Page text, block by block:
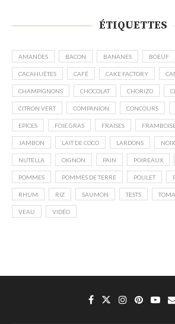
BANANES BOEUF
CHAMPIGNONS CHOCOLAT CHORIZO
CITRON VERT COMPANION CONCOURS
EPICES FOIE GRAS FRAISES
JAMBON LAIT DE COCO LARDONS
NUTELLA OIGNON PAIN POIREAUX
POMMES POMMES DE TERRE POULET
RHUM RIZ SAUMON TESTS
VEAU VIDÉO
Copyright Click n' Cook 2017 - Tous